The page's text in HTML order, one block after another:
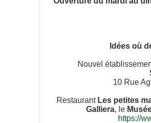
Idées où
Nouvel
10 Rue
Restaurant Les petites
Galliera, le
https://